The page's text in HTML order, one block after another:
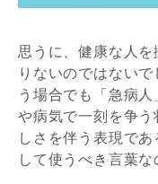
思うに、健康な人
りないのではない
う場合でも「急病
や病気で一刻を争
しさを伴う表現で
して使うべき言葉な